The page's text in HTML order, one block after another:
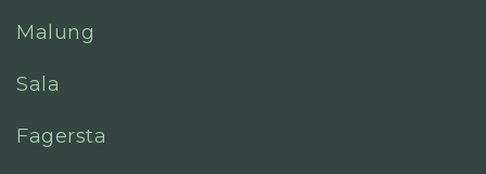
Malung
Sala
Fagersta